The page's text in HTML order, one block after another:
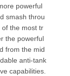
powerful
smash throu
the most tr
the powerful
from the mid
anti-tank
capabilities.